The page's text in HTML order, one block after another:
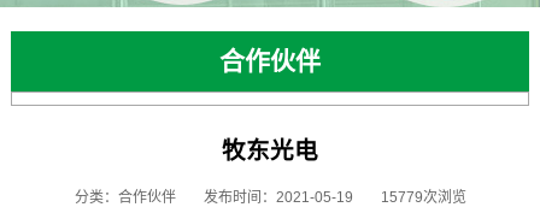
合作伙伴
牧东光电
分类：合作伙伴 发布时间：2021-05-19 15779次浏览